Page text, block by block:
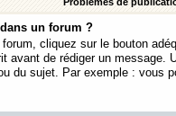
un forum ?
cliquez sur le bouton
avant de rédiger un
du sujet. Par exemple : vous